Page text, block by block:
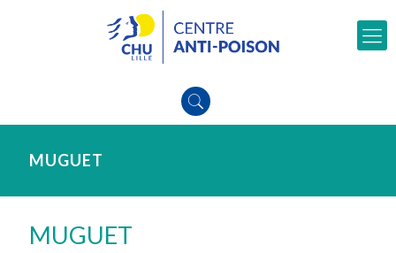
MUGUET
MUGUET